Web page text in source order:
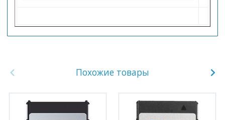
Похожие товары